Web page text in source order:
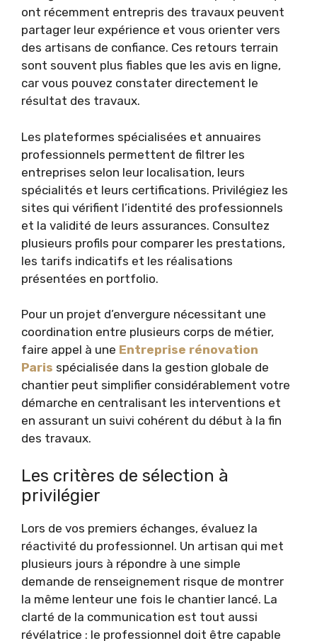
ont récemment entrepris des travaux peuvent
partager leur expérience et vous orienter vers
des artisans de confiance. Ces retours terrain
sont souvent plus fiables que les avis en ligne,
car vous pouvez constater directement le
résultat des travaux.
Les plateformes spécialisées et annuaires
professionnels permettent de filtrer les
entreprises selon leur localisation, leurs
spécialités et leurs certifications. Privilégiez les
sites qui vérifient l’identité des professionnels
et la validité de leurs assurances. Consultez
plusieurs profils pour comparer les prestations,
les tarifs indicatifs et les réalisations
présentées en portfolio.
Pour un projet d’envergure nécessitant une
coordination entre plusieurs corps de métier,
faire appel à une Entreprise rénovation
Paris spécialisée dans la gestion globale de
chantier peut simplifier considérablement votre
démarche en centralisant les interventions et
en assurant un suivi cohérent du début à la fin
des travaux.
Les critères de sélection à
privilégier
Lors de vos premiers échanges, évaluez la
réactivité du professionnel. Un artisan qui met
plusieurs jours à répondre à une simple
demande de renseignement risque de montrer
la même lenteur une fois le chantier lancé. La
clarté de la communication est tout aussi
révélatrice : le professionnel doit être capable